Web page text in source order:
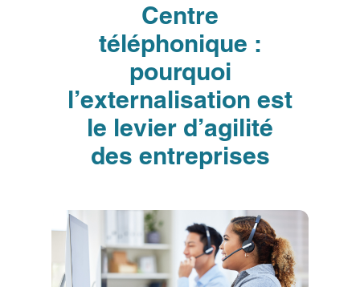
Centre
téléphonique :
pourquoi
l’externalisation est
le levier d’agilité
des entreprises